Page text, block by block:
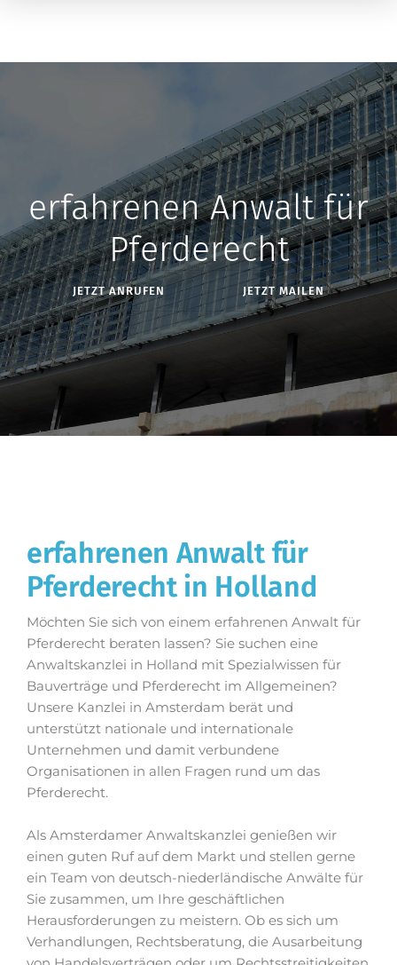
erfahrenen Anwalt für
Pferderecht
JETZT ANRUFEN JETZT MAILEN
erfahrenen Anwalt für
Pferderecht in Holland
Möchten Sie sich von einem erfahrenen Anwalt für
Pferderecht beraten lassen? Sie suchen eine
Anwaltskanzlei in Holland mit Spezialwissen für
Bauverträge und Pferderecht im Allgemeinen?
Unsere Kanzlei in Amsterdam berät und
unterstützt nationale und internationale
Unternehmen und damit verbundene
Organisationen in allen Fragen rund um das
Pferderecht.
Als Amsterdamer Anwaltskanzlei genießen wir
einen guten Ruf auf dem Markt und stellen gerne
ein Team von deutsch-niederländische Anwälte für
Sie zusammen, um Ihre geschäftlichen
Herausforderungen zu meistern. Ob es sich um
Verhandlungen, Rechtsberatung, die Ausarbeitung